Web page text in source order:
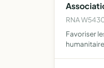
RNA
Favoriser